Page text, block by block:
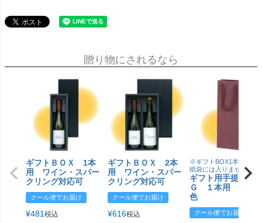
贈り物にされるなら
ギフトＢＯＸ 1本
用 ワイン・スパー
クリング対応可
クール便でお届け
¥481 税込
ギフトＢＯＸ 2本
用 ワイン・スパー
クリング対応可
クール便でお届け
¥616税込
※ギフトBOX1本用はこ
紙袋には入りません
ギフト用手提げＢ
Ｇ １本用 エン
色
クール便でお届け